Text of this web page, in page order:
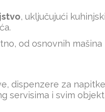
, uključujući
od osnovnih
dispenzere za
servisima i svim